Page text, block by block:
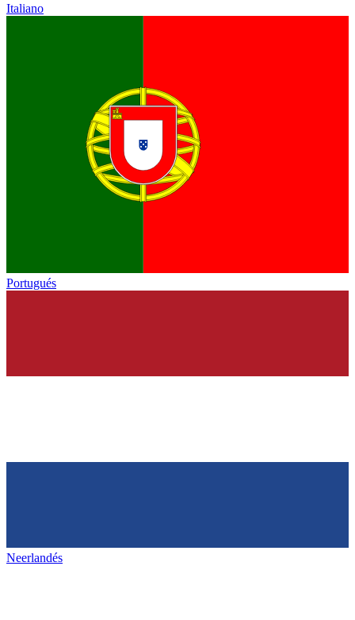
Italiano
Portugués
Neerlandés